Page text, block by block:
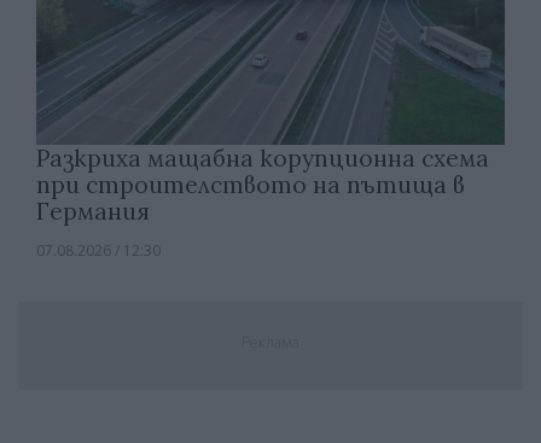
Разкриха мащабна корупционна схема
при строителството на пътища в
Германия
07.08.2026 / 12:30